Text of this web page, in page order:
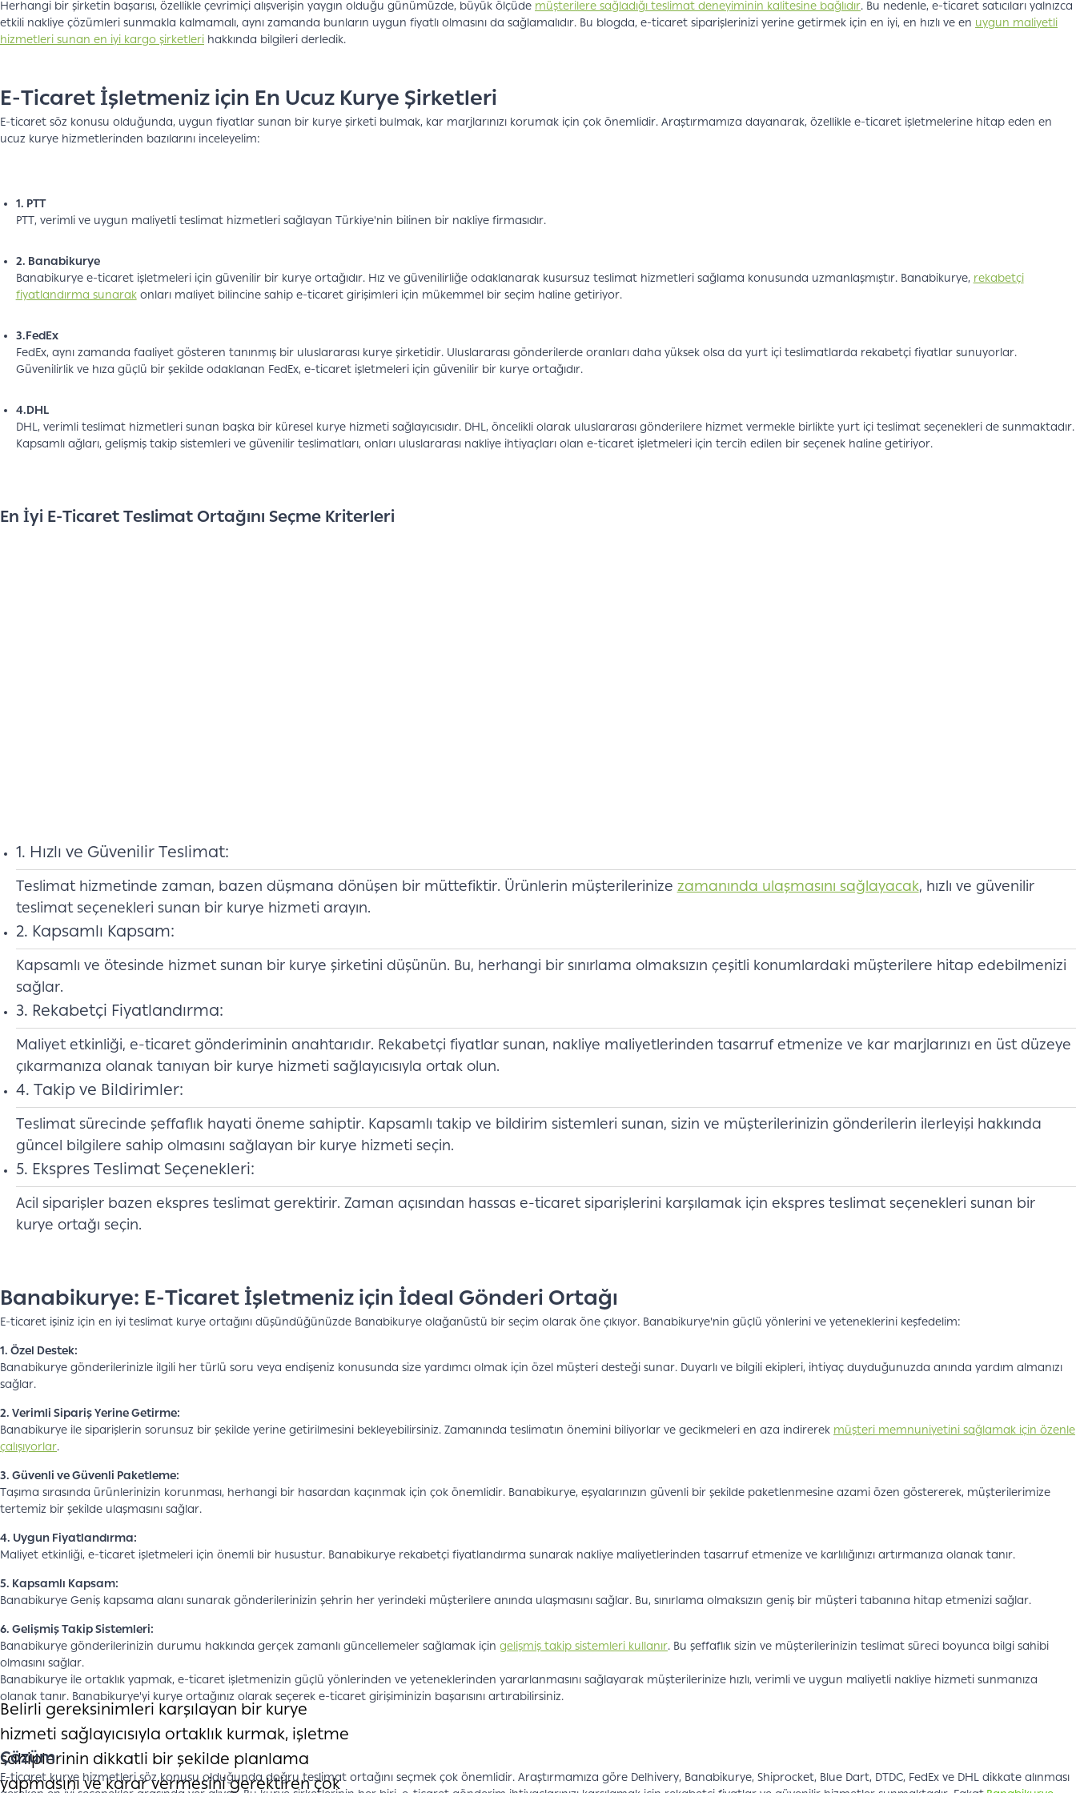
Herhangi bir şirketin başarısı, özellikle çevrimiçi alışverişin yaygın olduğu günümüzde, büyük ölçüde müşterilere sağladığı teslimat deneyiminin kalitesine bağlıdır. Bu nedenle, e-ticaret satıcıları yalnızca
etkili nakliye çözümleri sunmakla kalmamalı, aynı zamanda bunların uygun fiyatlı olmasını da sağlamalıdır. Bu blogda, e-ticaret siparişlerinizi yerine getirmek için en iyi, en hızlı ve en uygun maliyetli
hizmetleri sunan en iyi kargo şirketleri hakkında bilgileri derledik.
E-Ticaret İşletmeniz için En Ucuz Kurye Şirketleri
E-ticaret söz konusu olduğunda, uygun fiyatlar sunan bir kurye şirketi bulmak, kar marjlarınızı korumak için çok önemlidir. Araştırmamıza dayanarak, özellikle e-ticaret işletmelerine hitap eden en
ucuz kurye hizmetlerinden bazılarını inceleyelim:
1. PTT
PTT, verimli ve uygun maliyetli teslimat hizmetleri sağlayan Türkiye'nin bilinen bir nakliye firmasıdır.
2. Banabikurye
Banabikurye e-ticaret işletmeleri için güvenilir bir kurye ortağıdır. Hız ve güvenilirliğe odaklanarak kusursuz teslimat hizmetleri sağlama konusunda uzmanlaşmıştır. Banabikurye, rekabetçi
fiyatlandırma sunarakonları maliyet bilincine sahip e-ticaret girişimleri için mükemmel bir seçim haline getiriyor.
3.FedEx
FedEx, aynı zamanda faaliyet gösteren tanınmış bir uluslararası kurye şirketidir. Uluslararası gönderilerde oranları daha yüksek olsa da yurt içi teslimatlarda rekabetçi fiyatlar sunuyorlar.
Güvenilirlik ve hıza güçlü bir şekilde odaklanan FedEx, e-ticaret işletmeleri için güvenilir bir kurye ortağıdır.
4.DHL
DHL, verimli teslimat hizmetleri sunan başka bir küresel kurye hizmeti sağlayıcısıdır. DHL, öncelikli olarak uluslararası gönderilere hizmet vermekle birlikte yurt içi teslimat seçenekleri de sunmaktadır.
Kapsamlı ağları, gelişmiş takip sistemleri ve güvenilir teslimatları, onları uluslararası nakliye ihtiyaçları olan e-ticaret işletmeleri için tercih edilen bir seçenek haline getiriyor.
En İyi E-Ticaret Teslimat Ortağını Seçme Kriterleri
Belirli gereksinimleri karşılayan bir kurye
hizmeti sağlayıcısıyla ortaklık kurmak, işletme
sahiplerinin dikkatli bir şekilde planlama
yapmasını ve karar vermesini gerektiren çok
1. Hızlı ve Güvenilir Teslimat:
Teslimat hizmetinde zaman, bazen düşmana dönüşen bir müttefiktir. Ürünlerin müşterilerinize zamanında ulaşmasını sağlayacak, hızlı ve güvenilir
teslimat seçenekleri sunan bir kurye hizmeti arayın.
2. Kapsamlı Kapsam:
Kapsamlı ve ötesinde hizmet sunan bir kurye şirketini düşünün. Bu, herhangi bir sınırlama olmaksızın çeşitli konumlardaki müşterilere hitap edebilmenizi
sağlar.
3. Rekabetçi Fiyatlandırma:
Maliyet etkinliği, e-ticaret gönderiminin anahtarıdır. Rekabetçi fiyatlar sunan, nakliye maliyetlerinden tasarruf etmenize ve kar marjlarınızı en üst düzeye
çıkarmanıza olanak tanıyan bir kurye hizmeti sağlayıcısıyla ortak olun.
4. Takip ve Bildirimler:
Teslimat sürecinde şeffaflık hayati öneme sahiptir. Kapsamlı takip ve bildirim sistemleri sunan, sizin ve müşterilerinizin gönderilerin ilerleyişi hakkında
güncel bilgilere sahip olmasını sağlayan bir kurye hizmeti seçin.
5. Ekspres Teslimat Seçenekleri:
Acil siparişler bazen ekspres teslimat gerektirir. Zaman açısından hassas e-ticaret siparişlerini karşılamak için ekspres teslimat seçenekleri sunan bir
kurye ortağı seçin.
Banabikurye: E-Ticaret İşletmeniz için İdeal Gönderi Ortağı
E-ticaret işiniz için en iyi teslimat kurye ortağını düşündüğünüzde Banabikurye olağanüstü bir seçim olarak öne çıkıyor. Banabikurye'nin güçlü yönlerini ve yeteneklerini keşfedelim:
1. Özel Destek:
Banabikurye gönderilerinizle ilgili her türlü soru veya endişeniz konusunda size yardımcı olmak için özel müşteri desteği sunar. Duyarlı ve bilgili ekipleri, ihtiyaç duyduğunuzda anında yardım almanızı
sağlar.
2. Verimli Sipariş Yerine Getirme:
Banabikurye ile siparişlerin sorunsuz bir şekilde yerine getirilmesini bekleyebilirsiniz. Zamanında teslimatın önemini biliyorlar ve gecikmeleri en aza indirerek müşteri memnuniyetini sağlamak için özenle
çalışıyorlar.
3. Güvenli ve Güvenli Paketleme:
Taşıma sırasında ürünlerinizin korunması, herhangi bir hasardan kaçınmak için çok önemlidir. Banabikurye, eşyalarınızın güvenli bir şekilde paketlenmesine azami özen göstererek, müşterilerimize
tertemiz bir şekilde ulaşmasını sağlar.
4. Uygun Fiyatlandırma:
Maliyet etkinliği, e-ticaret işletmeleri için önemli bir husustur. Banabikurye rekabetçi fiyatlandırma sunarak nakliye maliyetlerinden tasarruf etmenize ve karlılığınızı artırmanıza olanak tanır.
5. Kapsamlı Kapsam:
Banabikurye Geniş kapsama alanı sunarak gönderilerinizin şehrin her yerindeki müşterilere anında ulaşmasını sağlar. Bu, sınırlama olmaksızın geniş bir müşteri tabanına hitap etmenizi sağlar.
6. Gelişmiş Takip Sistemleri:
Banabikurye gönderilerinizin durumu hakkında gerçek zamanlı güncellemeler sağlamak için gelişmiş takip sistemleri kullanır. Bu şeffaflık sizin ve müşterilerinizin teslimat süreci boyunca bilgi sahibi
olmasını sağlar.
Banabikurye ile ortaklık yapmak, e-ticaret işletmenizin güçlü yönlerinden ve yeteneklerinden yararlanmasını sağlayarak müşterilerinize hızlı, verimli ve uygun maliyetli nakliye hizmeti sunmanıza
olanak tanır. Banabikurye'yi kurye ortağınız olarak seçerek e-ticaret girişiminizin başarısını artırabilirsiniz.
Çözüm
E-ticaret kurye hizmetleri söz konusu olduğunda doğru teslimat ortağını seçmek çok önemlidir. Araştırmamıza göre Delhivery, Banabikurye, Shiprocket, Blue Dart, DTDC, FedEx ve DHL dikkate alınması